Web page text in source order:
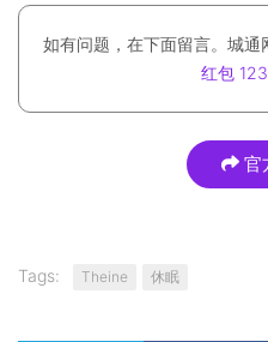
如有问题，在下面留言。城
红包
官
Tags: Theine 休眠